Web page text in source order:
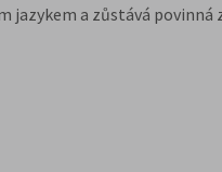
a zůstává povinná